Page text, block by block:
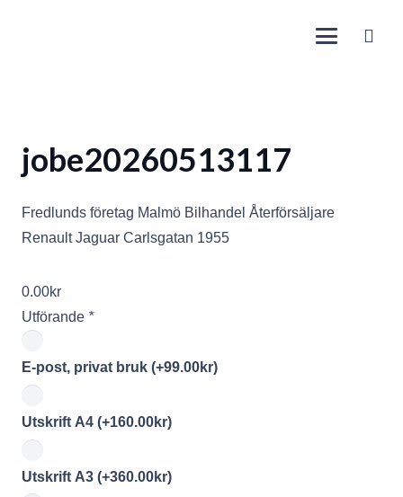
jobe20260513117
Fredlunds företag Malmö Bilhandel Återförsäljare
Renault Jaguar Carlsgatan 1955
0.00kr
Utförande *
E-post, privat bruk (+99.00kr)
Utskrift A4 (+160.00kr)
Utskrift A3 (+360.00kr)